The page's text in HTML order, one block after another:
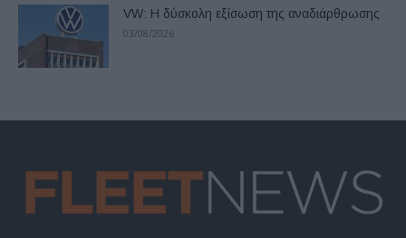
VW: Η δύσκολη εξίσωση της αναδιάρθρωσης
03/08/2026